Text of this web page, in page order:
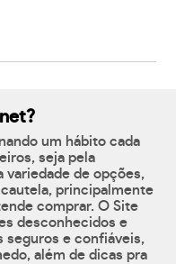
um hábito cada
seja pela
variedade de opções,
principalmente
comprar. O Site
desconhecidos e
seguros e confiáveis,
além de dicas pra